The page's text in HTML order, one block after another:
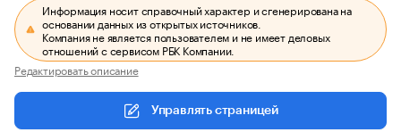
Информация носит справочный характер и сгенерирована на
основании данных из открытых источников.
Компания не является пользователем и не имеет деловых
отношений с сервисом РБК Компании.
Редактировать описание
Управлять страницей